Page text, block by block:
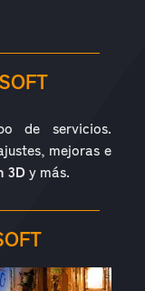
de servicios.
mejoras e
3D y más.